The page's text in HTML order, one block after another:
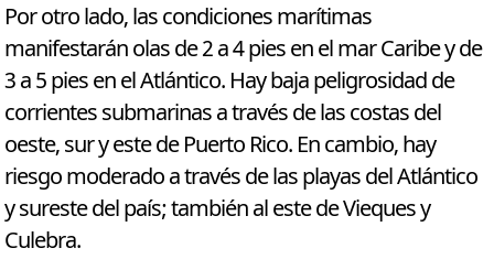
Por otro lado, las condiciones marítimas
manifestarán olas de 2 a 4 pies en el mar Caribe y de
3 a 5 pies en el Atlántico. Hay baja peligrosidad de
corrientes submarinas a través de las costas del
oeste, sur y este de Puerto Rico. En cambio, hay
riesgo moderado a través de las playas del Atlántico
y sureste del país; también al este de Vieques y
Culebra.